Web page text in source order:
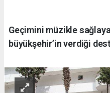
Geçimini müzikle
büyükşehir’in verdiği